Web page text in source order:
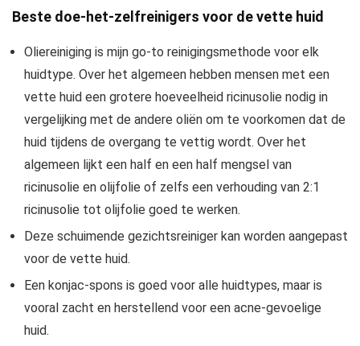
Beste doe-het-zelfreinigers voor de vette huid
Oliereiniging is mijn go-to reinigingsmethode voor elk
huidtype. Over het algemeen hebben mensen met een
vette huid een grotere hoeveelheid ricinusolie nodig in
vergelijking met de andere oliën om te voorkomen dat de
huid tijdens de overgang te vettig wordt. Over het
algemeen lijkt een half en een half mengsel van
ricinusolie en olijfolie of zelfs een verhouding van 2:1
ricinusolie tot olijfolie goed te werken.
Deze schuimende gezichtsreiniger kan worden aangepast
voor de vette huid.
Een konjac-spons is goed voor alle huidtypes, maar is
vooral zacht en herstellend voor een acne-gevoelige
huid.